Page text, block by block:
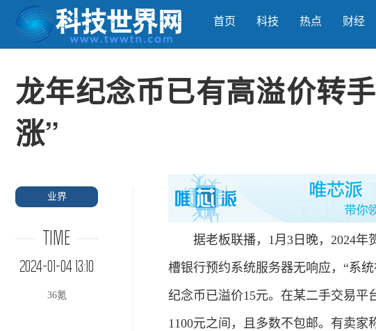
首页 科技 热点 财经
龙年纪念币已有高溢价转
涨”
业界
TIME
2024-01-04 13:10
36氪
据老板联播，1月3日晚，2024年
槽银行预约系统服务器无响应，“系
纪念币已溢价15元。在某二手交易平
1100元之间，且多数不包邮。有卖家